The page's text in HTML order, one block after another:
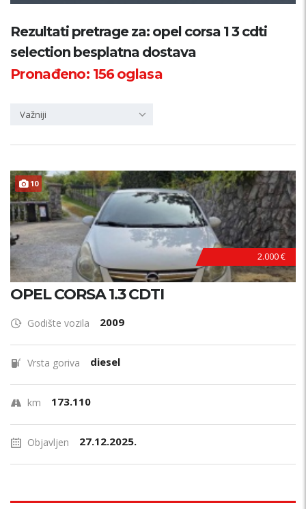
Kategorija
Županija
Rezultati pretrage za: opel corsa 1 3 cdti
selection besplatna dostava
Pronađeno: 156oglasa
Važniji
10 HITNO !
2.000 €
OPEL CORSA 1.3 CDTI
Godište vozila 2009
Vrsta goriva diesel
km 173.110
Objavljen 27.12.2025.